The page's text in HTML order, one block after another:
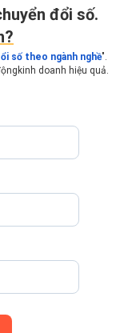
đổi số.
số theo ngành nghề".
kinh doanh hiệu quả.